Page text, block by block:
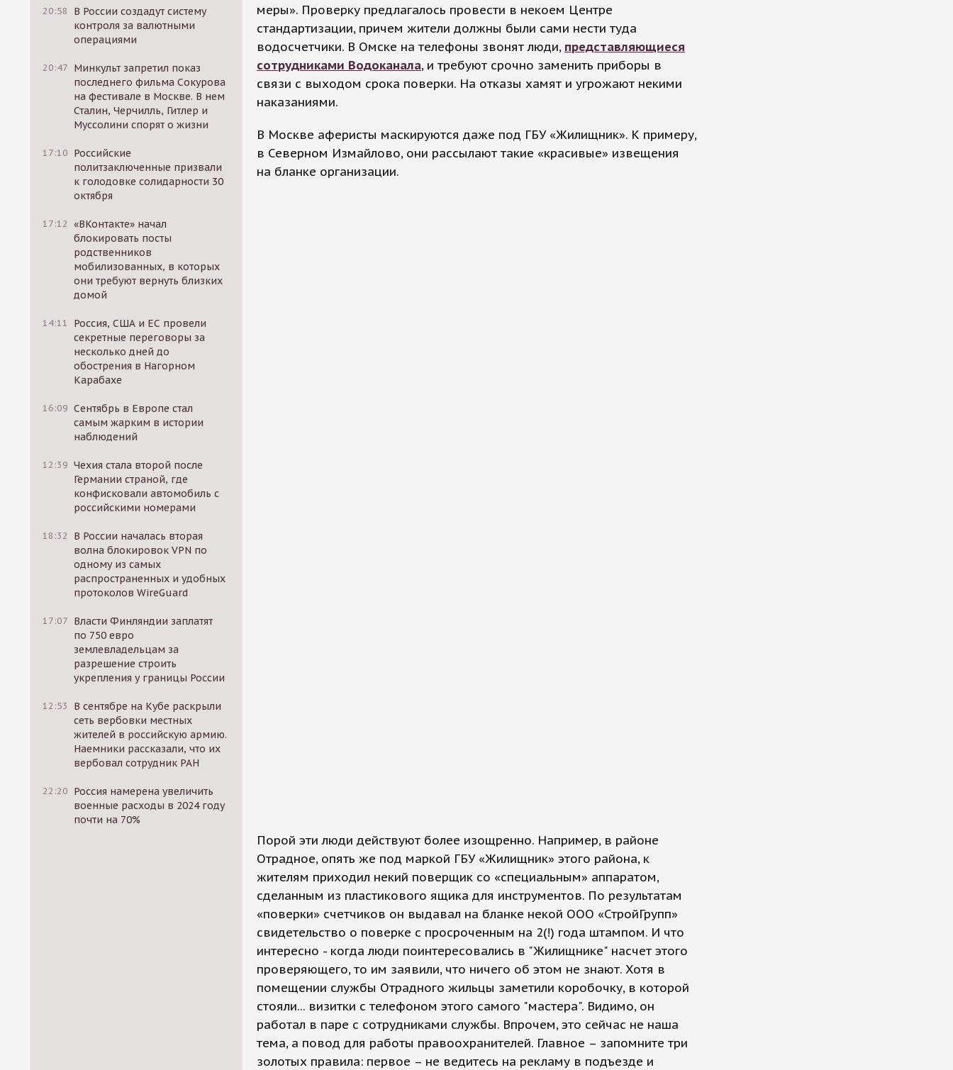
20:58
В России создадут систему
контроля за валютными
операциями
20:47 Минкульт запретил показ
последнего фильма Сокурова
на фестивале в Москве. В нем
Сталин, Черчилль, Гитлер и
Муссолини спорят о жизни
17:10 Российские
политзаключенные призвали
к голодовке солидарности 30
октября
17:12 «ВКонтакте» начал
блокировать посты
родственников
мобилизованных, в которых
они требуют вернуть близких
домой
14:11
Россия, США и ЕС провели
секретные переговоры за
несколько дней до
обострения в Нагорном
Карабахе
16:09 Сентябрь в Европе стал
самым жарким в истории
наблюдений
12:39 Чехия стала второй после
Германии страной, где
конфисковали автомобиль с
российскими номерами
18:32
В России началась вторая
волна блокировок VPN по
одному из самых
распространенных и удобных
протоколов WireGuard
17:07 Власти Финляндии заплатят
по 750 евро
землевладельцам за
разрешение строить
укрепления у границы России
12:53
В сентябре на Кубе раскрыли
сеть вербовки местных
жителей в российскую армию.
Наемники рассказали, что их
вербовал сотрудник РАН
22:20 Россия намерена увеличить
военные расходы в 2024 году
почти на 70%
меры». Проверку предлагалось провести в некоем Центре
стандартизации, причем жители должны были сами нести туда
водосчетчики. В Омске на телефоны звонят люди, представляющиеся
сотрудниками Водоканала, и требуют срочно заменить приборы в
связи с выходом срока поверки. На отказы хамят и угрожают некими
наказаниями.
В Москве аферисты маскируются даже под ГБУ «Жилищник». К примеру,
в Северном Измайлово, они рассылают такие «красивые» извещения
на бланке организации.
Порой эти люди действуют более изощренно. Например, в районе
Отрадное, опять же под маркой ГБУ «Жилищник» этого района, к
жителям приходил некий поверщик со «специальным» аппаратом,
сделанным из пластикового ящика для инструментов. По результатам
«поверки» счетчиков он выдавал на бланке некой ООО «СтройГрупп»
свидетельство о поверке с просроченным на 2(!) года штампом. И что
интересно - когда люди поинтересовались в "Жилищнике" насчет этого
проверяющего, то им заявили, что ничего об этом не знают. Хотя в
помещении службы Отрадного жильцы заметили коробочку, в которой
стояли... визитки с телефоном этого самого "мастера". Видимо, он
работал в паре с сотрудниками службы. Впрочем, это сейчас не наша
тема, а повод для работы правоохранителей. Главное – запомните три
золотых правила: первое – не ведитесь на рекламу в подъезде и